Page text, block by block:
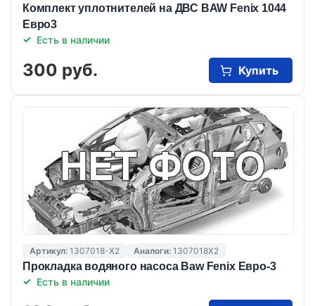
Комплект уплотнителей на ДВС BAW Fenix 1044
Евро3
Есть в наличии
300 руб. Купить
Артикул: 1307018-X2 Аналоги: 1307018X2
Прокладка водяного насоса Baw Fenix Евро-3
Есть в наличии